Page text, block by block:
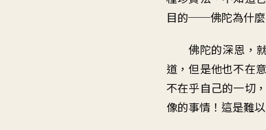
目的──佛陀為什
佛陀的深恩 ，
道，但是他也不在意
不在乎自己的一切
像的事情 ！ 這是難